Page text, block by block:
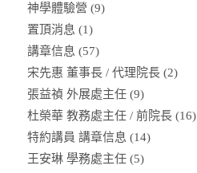
神學體驗營 (9)
置頂消息 (1)
講章信息 (57)
宋先惠 董事長 / 代理院長(2)
張益禎 外展處主任(9)
杜榮華 教務處主任 / 前院長(16)
特約講員 講章信息 (14)
王安琳 學務處主任(5)